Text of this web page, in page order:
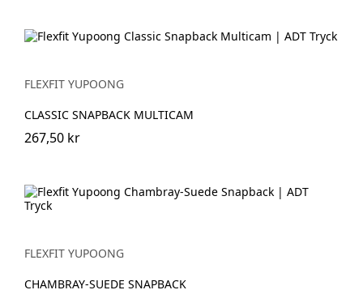
FLEXFIT YUPOONG
CLASSIC SNAPBACK MULTICAM
267,50 kr
FLEXFIT YUPOONG
CHAMBRAY-SUEDE SNAPBACK